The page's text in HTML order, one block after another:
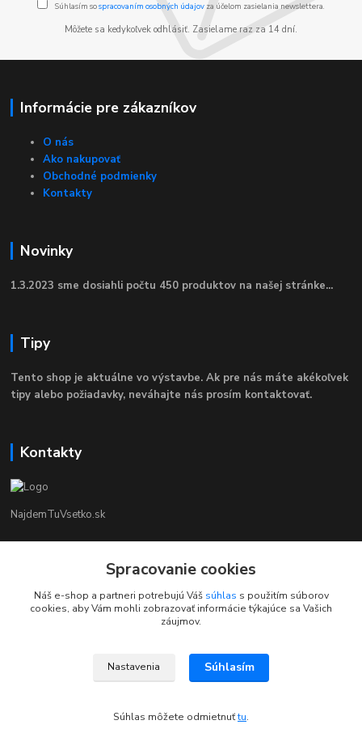
Súhlasím sospracovaním osobných údajov za účelom zasielania newslettera.
Môžete sa kedykoľvek odhlásiť. Zasielame raz za 14 dní.
Informácie pre zákazníkov
O nás
Ako nakupovať
Obchodné podmienky
Kontakty
Novinky
1.3.2023 sme dosiahli počtu 450 produktov na našej stránke...
Tipy
Tento shop je aktuálne vo výstavbe. Ak pre nás máte akékoľvek
tipy alebo požiadavky, neváhajte nás prosím kontaktovať.
Kontakty
NajdemTuVsetko.sk
+421 902250190
info@najdemtuvsetko.sk
Spracovanie cookies
Náš e-shop a partneri potrebujú Váš súhlas s použitím súborov
cookies, aby Vám mohli zobrazovať informácie týkajúce sa Vašich
záujmov.
Nastavenia Súhlasím
Súhlas môžete odmietnuťtu.